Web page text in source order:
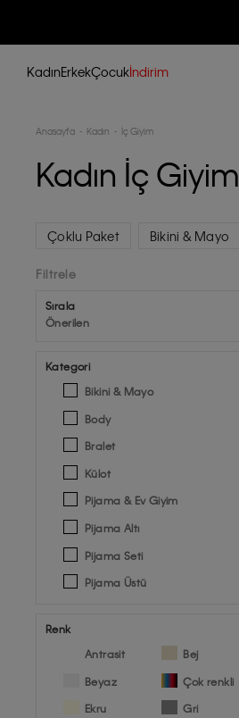
KadınErkekÇocukİndirim
Anasayfa Kadın İç Giyim
Kadın İç Giyim
Çoklu Paket Bikini & Mayo
Filtrele
Sırala
Önerilen
Kategori
Bikini & Mayo
Body
Bralet
Külot
Pijama & Ev Giyim
Pijama Altı
Pijama Seti
Pijama Üstü
T-shirt
Renk
Antrasit
Bej
Beyaz
Çok renkli
Ekru
Gri